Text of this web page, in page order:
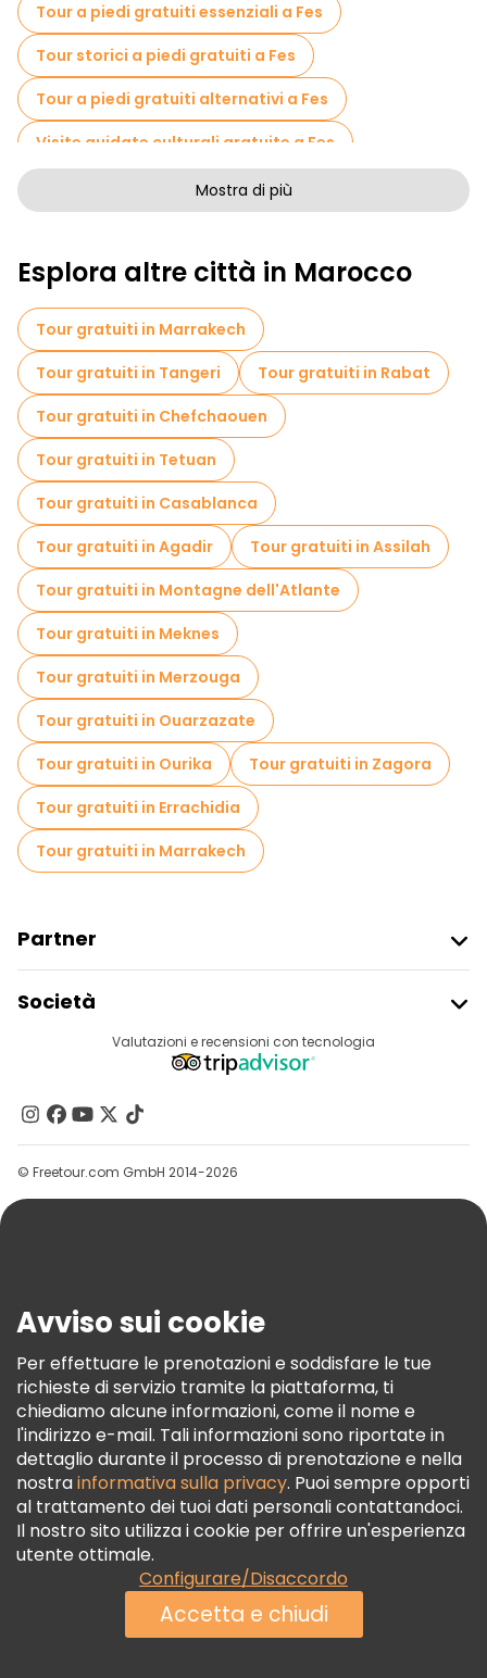
Tour a piedi gratuiti essenziali a Fes
Tour storici a piedi gratuiti a Fes
Tour a piedi gratuiti alternativi a Fes
Visite guidate culturali gratuite a Fes
Tour a piedi senza arte a Fes
Musei in Fes
Visita gratuita del centro storico Fes
Tour per piccoli gruppi in Fes
Visite al mercato in Fes
Tour di degustazione locali in Fes
Gite giornaliere gratuite a Fes
Tour in bicicletta a Fes
Tour gratuiti nelle vicinanze Al Attarine Madrasa
Tour gratuiti nelle vicinanze Bab Boujloud
Mostra di più
Esplora altre città in Marocco
Tour gratuiti in Marrakech
Tour gratuiti in Tangeri
Tour gratuiti in Rabat
Tour gratuiti in Chefchaouen
Tour gratuiti in Tetuan
Tour gratuiti in Casablanca
Tour gratuiti in Agadir
Tour gratuiti in Assilah
Tour gratuiti in Montagne dell'Atlante
Tour gratuiti in Meknes
Tour gratuiti in Merzouga
Tour gratuiti in Ouarzazate
Tour gratuiti in Ourika
Tour gratuiti in Zagora
Tour gratuiti in Errachidia
Tour gratuiti in Marrakech
Partner
Accesso Del Fornitore
Programma Di Affiliazione
Società
Destinazioni
Contattaci
Gruppi
Aiuto
Termini E Condizioni
Informativa Sui Cookie
Freetour Premi
Programma Di Fidelizzazione
Valutazioni e recensioni con tecnologia
© Freetour.com GmbH 2014-2026
Avviso sui cookie
Per effettuare le prenotazioni e soddisfare le tue
richieste di servizio tramite la piattaforma, ti
chiediamo alcune informazioni, come il nome e
l'indirizzo e-mail. Tali informazioni sono riportate in
dettaglio durante il processo di prenotazione e nella
nostrainformativa sulla privacy. Puoi sempre opporti
al trattamento dei tuoi dati personali contattandoci.
Il nostro sito utilizza i cookie per offrire un'esperienza
utente ottimale.
Configurare/Disaccordo
Accetta e chiudi